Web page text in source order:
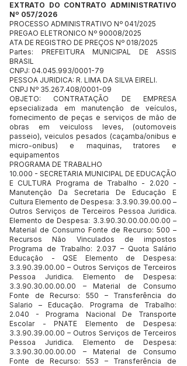
EXTRATO DO CONTRATO ADMINISTRATIVO
Nº 057/2026
PROCESSO ADMINISTRATIVO Nº 041/2025
PREGAO ELETRONICO Nº 90008/2025
ATA DE REGISTRO DE PREÇOS Nº 018/2025
Partes: PREFEITURA MUNICIPAL DE ASSIS
BRASIL
CNPJ: 04.045.993/0001-79
PESSOA JURIDICA: R. LIMA DA SILVA EIRELI.
CNPJ Nº 35.267.408/0001-09
OBJETO: CONTRATAÇÃO DE EMPRESA
epsecializada em manutenção de veículos,
fornecimento de peças e serviços de mão de
obras em veiculoss leves, (outomoveis
passeio), veiculos pesados (caçamba/onibus e
micro-onibus) e maquinas, tratores e
equipamentos
PROGRAMA DE TRABALHO
10.000 - SECRETARIA MUNICIPAL DE EDUCAÇÃO
E CULTURA Programa de Trabalho - 2.020 -
Manutenção Da Secretaria De Educação E
Cultura Elemento de Despesa: 3.3.90.39.00.00 –
Outros Serviços de Terceiros Pessoa Juridica.
Elemento de Despesa: 3.3.90.30.00.00.00.00 –
Material de Consumo Fonte de Recurso: 500 –
Recursos Não Vinculados de impostos
Programa de Trabalho: 2.037 – Quota Salário
Educação - QSE Elemento de Despesa:
3.3.90.39.00.00 – Outros Serviços de Terceiros
Pessoa Juridica. Elemento de Despesa:
3.3.90.30.00.00.00 – Material de Consumo
Fonte de Recurso: 550 – Transferência do
Salario – Educação. Programa de Trabalho:
2.040 - Programa Nacional De Transporte
Escolar - PNATE Elemento de Despesa:
3.3.90.39.00.00 – Outros Serviços de Terceiros
Pessoa Juridica. Elemento de Despesa:
3.3.90.30.00.00.00 – Material de Consumo
Fonte de Recurso: 553 – Transferência de